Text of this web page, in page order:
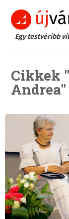
Egy testvéribb
Cikkek